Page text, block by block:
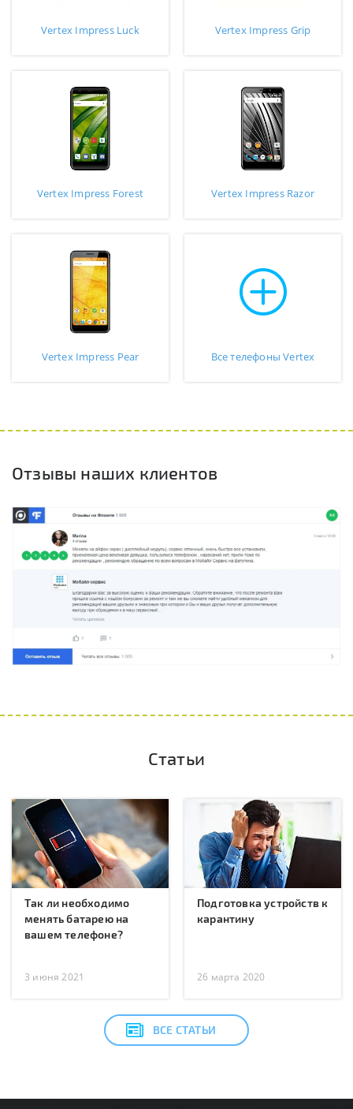
Vertex Impress Luck Vertex Impress Grip
Vertex Impress Forest Vertex Impress Razor
Vertex Impress Pear Все телефоны Vertex
Отзывы наших клиентов
Статьи
Так ли необходимо
менять батарею на
вашем телефоне?
3 июня 2021
Подготовка устройств к
карантину
26 марта 2020
ВСЕ СТАТЬИ